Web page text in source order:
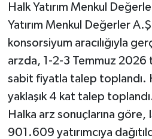
Halk Yatırım Menkul
Yatırım Menkul Değerler
konsorsiyum aracılığıyla
arzda, 1-2-3 Temmuz
sabit fiyatla talep toplandı.
yaklaşık 4 kat talep
Halka arz sonuçlarına göre,
901.609 yatırımcıya